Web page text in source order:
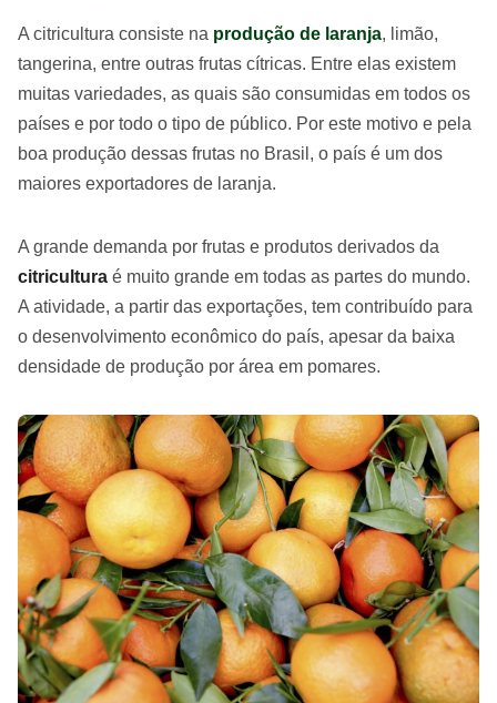
A citricultura consiste na produção de laranja, limão,
tangerina, entre outras frutas cítricas. Entre elas existem
muitas variedades, as quais são consumidas em todos os
países e por todo o tipo de público. Por este motivo e pela
boa produção dessas frutas no Brasil, o país é um dos
maiores exportadores de laranja.
A grande demanda por frutas e produtos derivados da
citricultura é muito grande em todas as partes do mundo.
A atividade, a partir das exportações, tem contribuído para
o desenvolvimento econômico do país, apesar da baixa
densidade de produção por área em pomares.